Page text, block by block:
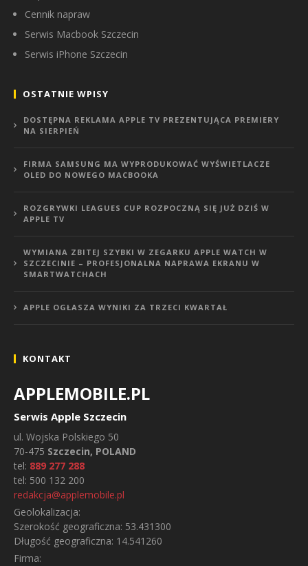
Cennik napraw
Serwis Macbook Szczecin
Serwis iPhone Szczecin
OSTATNIE WPISY
DOSTĘPNA REKLAMA APPLE TV PREZENTUJĄCA PREMIERY
NA SIERPIEŃ
FIRMA SAMSUNG MA WYPRODUKOWAĆ WYŚWIETLACZE
OLED DO NOWEGO MACBOOKA
ROZGRYWKI LEAGUES CUP ROZPOCZNĄ SIĘ JUŻ DZIŚ W
APPLE TV
WYMIANA ZBITEJ SZYBKI W ZEGARKU APPLE WATCH W
SZCZECINIE – PROFESJONALNA NAPRAWA EKRANU W
SMARTWATCHACH
APPLE OGŁASZA WYNIKI ZA TRZECI KWARTAŁ
KONTAKT
APPLEMOBILE.PL
Serwis Apple Szczecin
ul. Wojska Polskiego 50
70-475 Szczecin, POLAND
tel: 889 277 288
tel: 500 132 200
redakcja@applemobile.pl
Geolokalizacja:
Szerokość geograficzna: 53.431300
Długość geograficzna: 14.541260
Firma: